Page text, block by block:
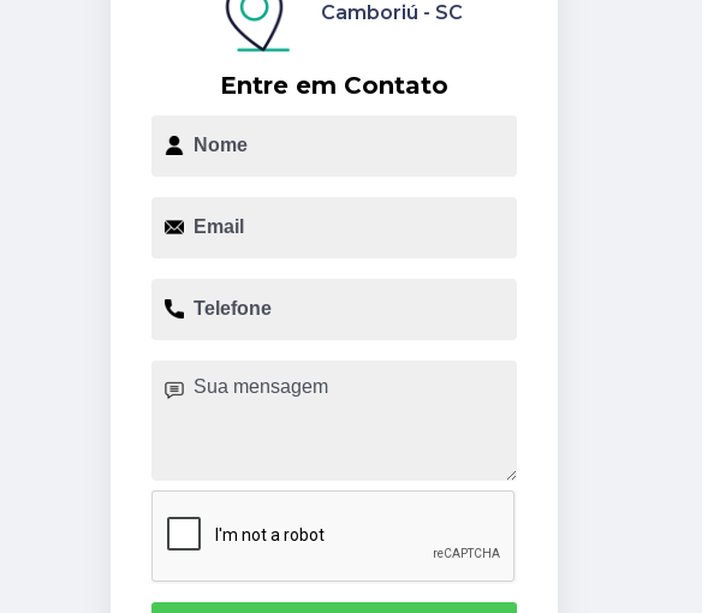
Entre em Contato
Camboriú - SC